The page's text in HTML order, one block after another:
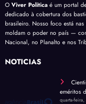
O Viver Política é um portal
dedicado à cobertura dos
brasileiro. Nosso foco está
moldam o poder no país —
Nacional, no Planalto e nos
NOTÍCIAS
eméritos
quarta-